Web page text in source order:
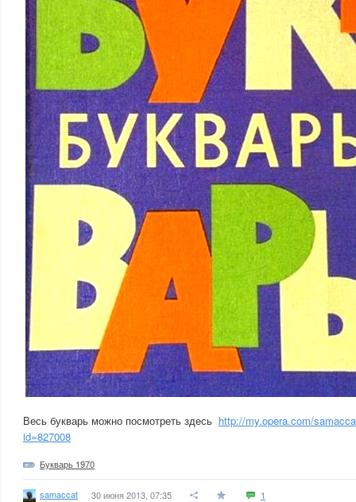
Весь букварь можно посмотреть здесь http://my.opera.com/
id=827008
Букварь 1970
samaccat 30 июня 2013, 07:35 1